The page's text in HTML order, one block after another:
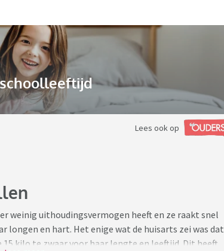
Lees ook op
weinig uithoudingsvermogen heeft en ze raakt snel
longen en hart. Het enige wat de huisarts zei was dat
kilo te zwaar voor haar lengte en leeftijd. Dit heeft